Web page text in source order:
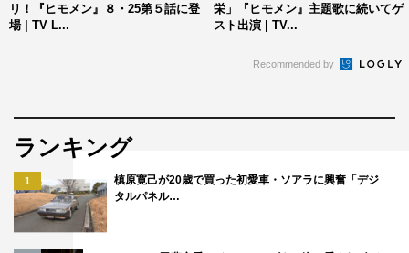
リ！『ヒモメン』８・25第５話に登
場 | TV L...
栄」『ヒモメン』主題歌に続いてゲ
スト出演 | TV...
Recommended by
ランキング
1
槙原寛己が20歳で買った初愛車・ソアラに興奮「デジ
タルパネル…